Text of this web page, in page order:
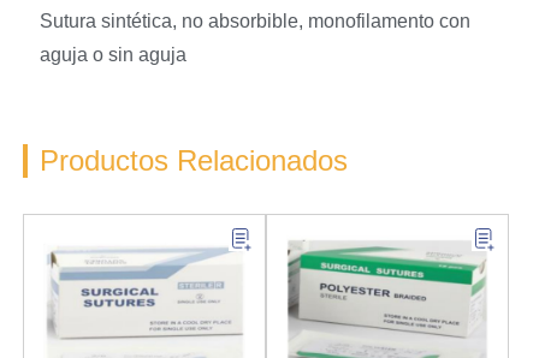
Sutura sintética, no absorbible, monofilamento con
aguja o sin aguja
Productos Relacionados